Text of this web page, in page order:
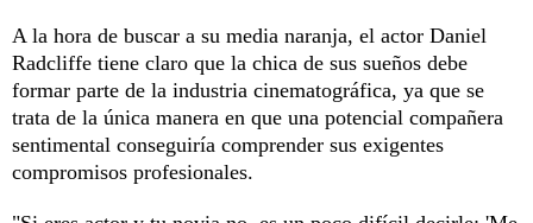
A la hora de buscar a su media naranja, el actor Daniel
Radcliffe tiene claro que la chica de sus sueños debe
formar parte de la industria cinematográfica, ya que se
trata de la única manera en que una potencial compañera
sentimental conseguiría comprender sus exigentes
compromisos profesionales.